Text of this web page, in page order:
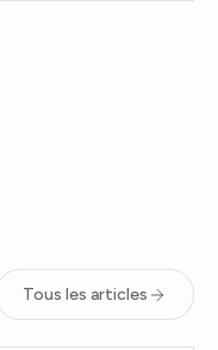
Tous les articles